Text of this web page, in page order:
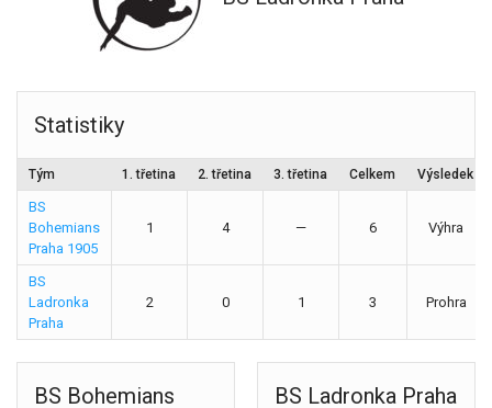
Statistiky
Tým 1. třetina 2. třetina 3. třetina Celkem Výsledek
BS
Bohemians
Praha 1905
1 4 — 6 Výhra
BS
Ladronka
Praha
2 0 1 3 Prohra
BS Bohemians BS Ladronka Praha